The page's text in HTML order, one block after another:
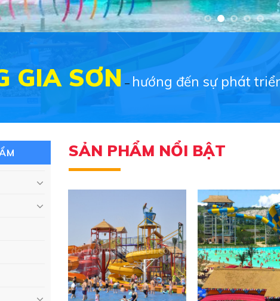
GIA SƠN – hướng đến sự phát
SẢN PHẨM NỔI BẬT